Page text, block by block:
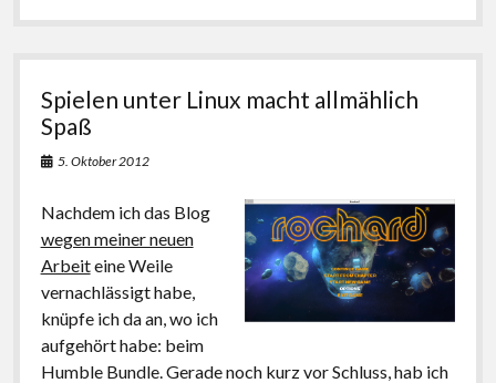
Arch
Spielen unter Linux macht allmählich
Spaß
5. Oktober 2012
Nachdem ich das Blog
wegen meiner neuen
Arbeiteine Weile
vernachlässigt habe,
knüpfe ich da an, wo ich
aufgehört habe: beim
Humble Bundle. Gerade noch kurz vor Schluss, hab ich